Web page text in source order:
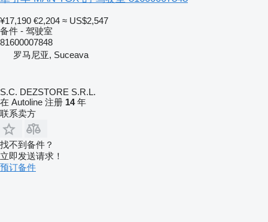
¥17,190 €2,204 ≈ US$2,547
备件 - 驾驶室
81600007848
罗马尼亚, Suceava
S.C. DEZSTORE S.R.L.
在 Autoline 注册 14年
联系卖方
找不到备件？
立即发送请求！
预订备件